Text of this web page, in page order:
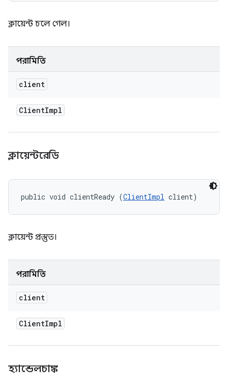
ক্লায়েন্ট চলে গেল।
পরামিতি
client
ClientImpl
ক্লায়েন্টরেডি
public void clientReady (ClientImpl client)
ক্লায়েন্ট প্রস্তুত।
পরামিতি
client
ClientImpl
হ্যান্ডেলচাঙ্ক